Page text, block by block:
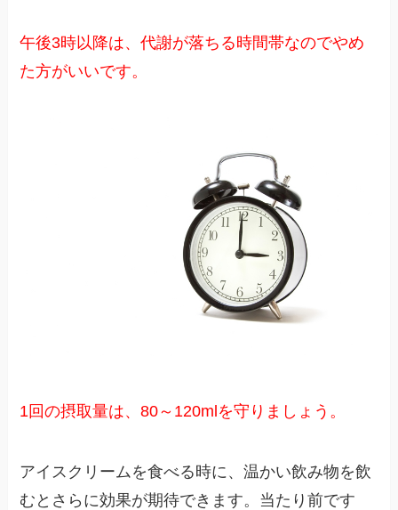
午後3時以降は、代謝が落ちる時間帯なのでやめ
た方がいいです。
1回の摂取量は、80～120mlを守りましょう。
アイスクリームを食べる時に、温かい飲み物を飲
むとさらに効果が期待できます。当たり前です